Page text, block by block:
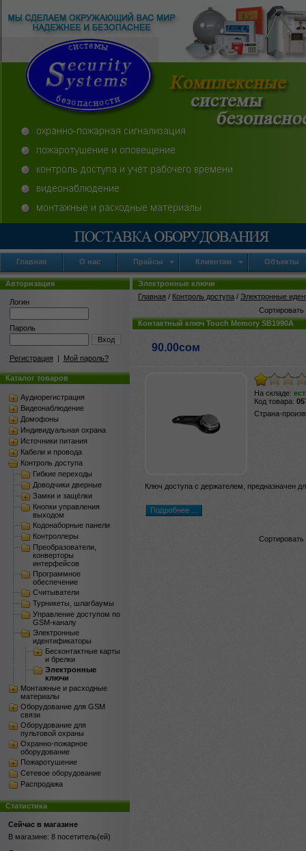
Главная О нас Прайсы Клиентам Объекты
Авторизация
Логин
Пароль
Вход
Регистрация | Мой пароль?
Каталог товаров
Аудиорегистрация
Видеонаблюдение
Домофоны
Индивидуальная охрана
Источники питания
Кабели и провода
Контроль доступа
Гибкие переходы
Доводчики дверные
Замки и защёлки
Кнопки управления
выходом
Кодонаборные панели
Контроллеры
Преобразователи,
конверторы
интерфейсов
Программное
обеспечение
Считыватели
Турникеты, шлагбаумы
Управление доступом по
GSM-каналу
Электронные
идентификаторы
Бесконтактные карты
и брелки
Электронные
ключи
Монтажные и расходные
материалы
Оборудование для GSM
связи
Оборудование для
пультовой охраны
Охранно-пожарное
оборудование
Пожаротушение
Сетевое оборудование
Распродажа
Статистика
Сейчас в магазине
В магазине: 8 посетитель(ей)
Электронные ключи
Главная / Контроль доступа / Электронные
Контактный ключ Touch Memory SB1990A
90.00сом
На складе:
Код товара:
Страна-
Ключ доступа с держателем, предназначен